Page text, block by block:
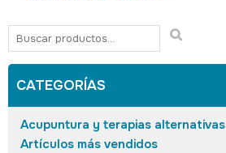
CATEGORÍAS
Acupuntura y terapias alternativas
Artículos más vendidos